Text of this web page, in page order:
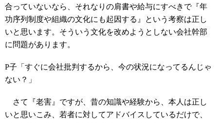
合っていないなら、それなりの肩書や給与にすべきで『年
功序列制度や組織の文化にも起因する』という考察は正し
いと思います。そういう文化を改めようとしない会社幹部
に問題があります。
P子「すぐに会社批判するから、今の状況になってるんじゃ
ない？」
さて『老害』ですが、昔の知識や経験から、本人は正し
いと思いこみ、若者に対してアドバイスしているだけで、